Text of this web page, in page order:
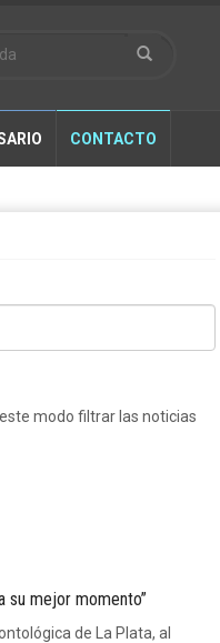
CONTACTO
modo filtrar las noticias
su mejor momento”
de La Plata, al